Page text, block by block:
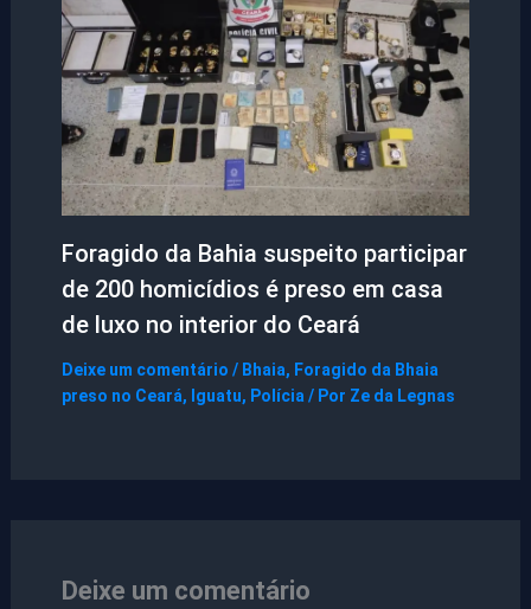
Foragido da Bahia suspeito participar
de 200 homicídios é preso em casa
de luxo no interior do Ceará
Deixe um comentário / Bhaia, Foragido da Bhaia
preso no Ceará, Iguatu, Polícia / Por Ze da Legnas
Deixe um comentário